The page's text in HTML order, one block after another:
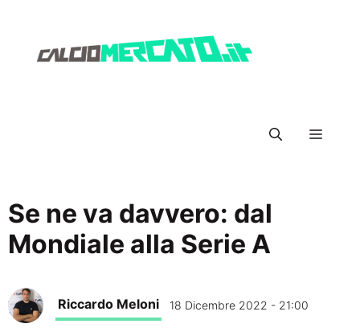
Menu
Se ne va davvero: dal
Mondiale alla Serie A
Riccardo Meloni 18 Dicembre 2022 - 21:00